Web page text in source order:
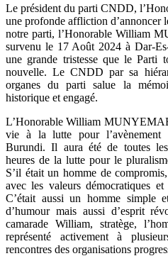
Le président du parti CNDD,
une profonde affliction d’annoncer
notre parti, l’Honorable William
survenu le 17 Août 2024 à Dar-
une grande tristesse que le Parti
nouvelle. Le CNDD par sa
organes du parti salue la
historique et engagé.
L’Honorable William
vie à la lutte pour l’avènement
Burundi. Il aura été de toutes
heures de la lutte pour le
S’il était un homme de
avec les valeurs démocratiques
C’était aussi un homme simple
d’humour mais aussi d’esprit
camarade William, stratège,
représenté activement à
rencontres des organisations